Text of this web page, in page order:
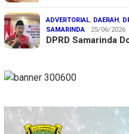
ADVERTORIAL DAERAH
SAMARINDA
25/06/2026
DPRD Samarinda